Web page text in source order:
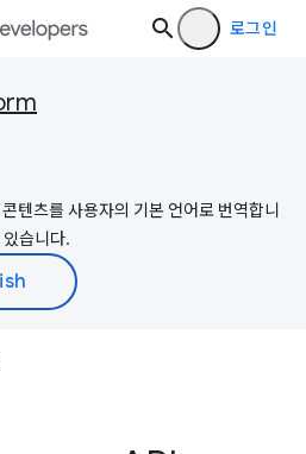
로그인
텐츠를 사용자의 기본 언어로 번역합니
습니다.